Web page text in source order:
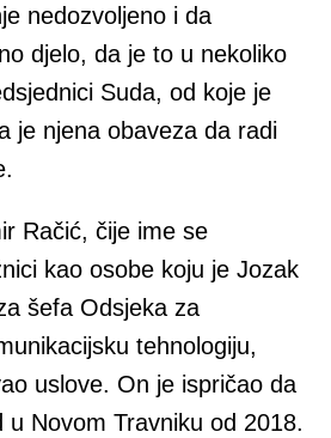
nedozvoljeno i da
djelo, da je to u nekoliko
Suda, od koje je
je njena obaveza da radi
Račić, čije ime se
kao osobe koju je Jozak
šefa Odsjeka za
tehnologiju,
uslove. On je ispričao da
u Novom Travniku od 2018.